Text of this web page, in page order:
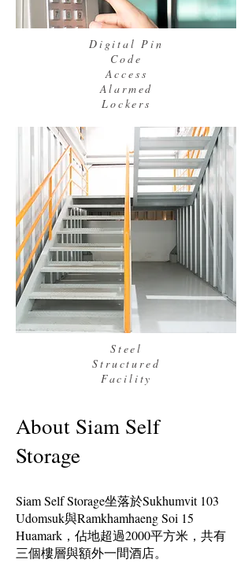
Digital Pin
Code
Access
Alarmed
Lockers
Steel
Structured
Facility
About Siam Self
Storage
Siam Self Storage坐落於Sukhumvit 103
Udomsuk與Ramkhamhaeng Soi 15
Huamark，佔地超過2000平方米，共有
三個樓層與額外一間酒店。